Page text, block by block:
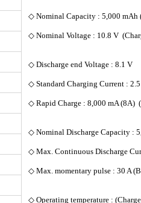
◇ Nominal Capacity : 5,000 mAh
◇ Nominal Voltage : 10.8 V
◇ Discharge end Voltage : 8.1 V
◇ Standard Charging Current :
◇ Rapid Charge : 8,000 mA (8A)
◇ Nominal Discharge Capacity :
◇ Max. Continuous Discharge
◇ Max. momentary pulse : 30 A
◇ Operating temperature :